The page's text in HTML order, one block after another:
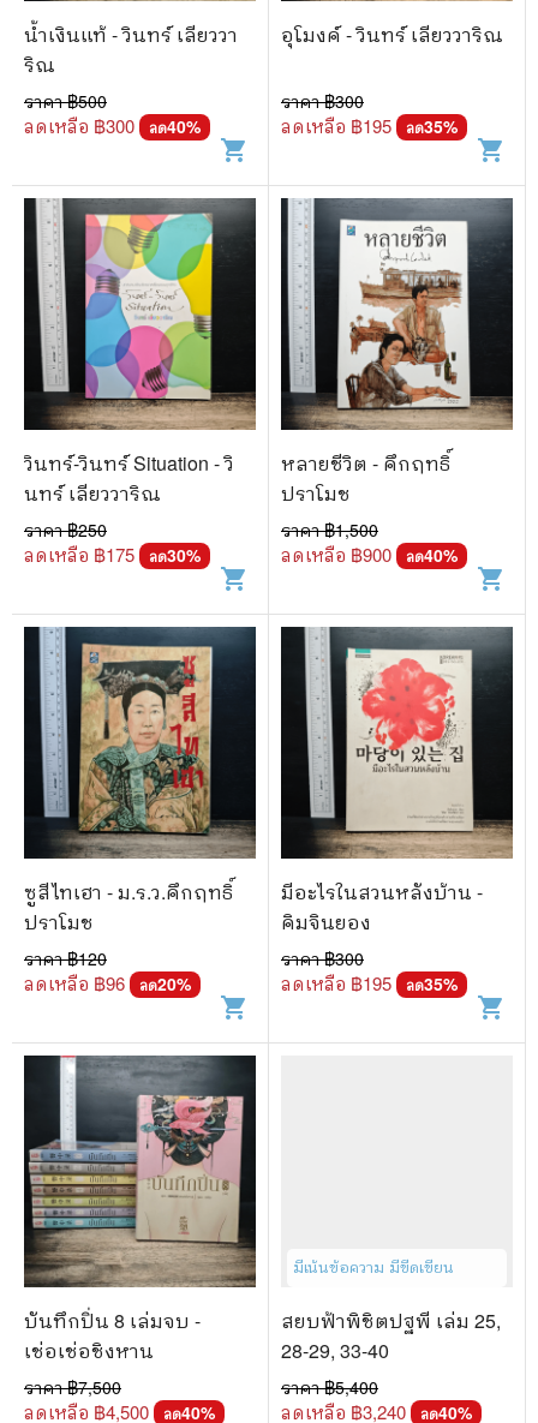
น้ำเงินแท้ - วินทร์ เลียววา
ริณ
ราคา ฿500
ลดเหลือ ฿300 ลด40%
shopping_cart
อุโมงค์ - วินทร์ เลียววาริณ
ราคา ฿300
ลดเหลือ ฿195 ลด35%
shopping_cart
วินทร์-วินทร์ Situation - วิ
นทร์ เลียววาริณ
ราคา ฿250
ลดเหลือ ฿175 ลด30%
shopping_cart
หลายชีวิต - คึกฤทธิ์
ปราโมช
ราคา ฿1,500
ลดเหลือ ฿900 ลด40%
shopping_cart
ซูสีไทเฮา - ม.ร.ว.คึกฤทธิ์
ปราโมช
ราคา ฿120
ลดเหลือ ฿96 ลด20%
shopping_cart
มีอะไรในสวนหลังบ้าน -
คิมจินยอง
ราคา ฿300
ลดเหลือ ฿195 ลด35%
shopping_cart
บันทึกปิ่น 8 เล่มจบ -
เช่อเช่อชิงหาน
ราคา ฿7,500
ลดเหลือ ฿4,500 ลด40%
มีเน้นข้อความ มีขีดเขียน
สยบฟ้าพิชิตปฐพี เล่ม 25,
28-29, 33-40
ราคา ฿5,400
ลดเหลือ ฿3,240 ลด40%